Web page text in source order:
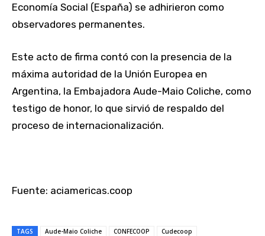
Economía Social (España) se adhirieron como
observadores permanentes.
Este acto de firma contó con la presencia de la
máxima autoridad de la Unión Europea en
Argentina, la Embajadora Aude-Maio Coliche, como
testigo de honor, lo que sirvió de respaldo del
proceso de internacionalización.
Fuente: aciamericas.coop
TAGS Aude-Maio Coliche CONFECOOP
Cudecoop